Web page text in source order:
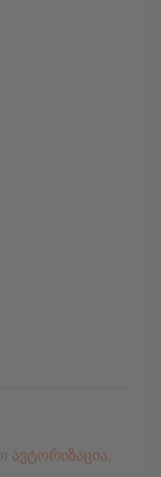
ავტორიზაცია